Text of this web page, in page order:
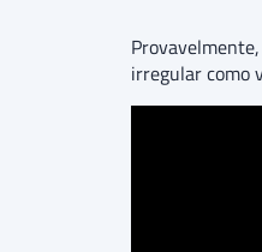
irregular como